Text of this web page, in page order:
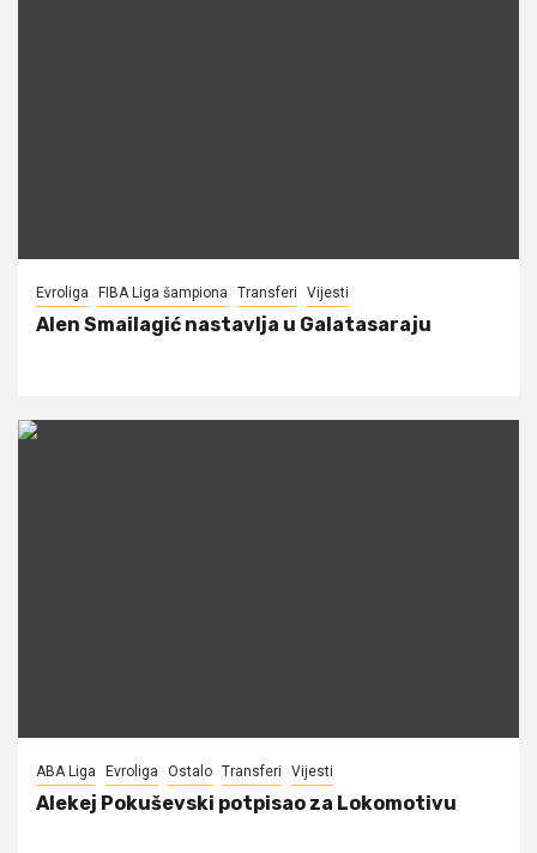
Evroliga FIBA Liga šampiona Transferi Vijesti
Alen Smailagić nastavlja u Galatasaraju
ABA Liga Evroliga Ostalo Transferi Vijesti
Alekej Pokuševski potpisao za Lokomotivu